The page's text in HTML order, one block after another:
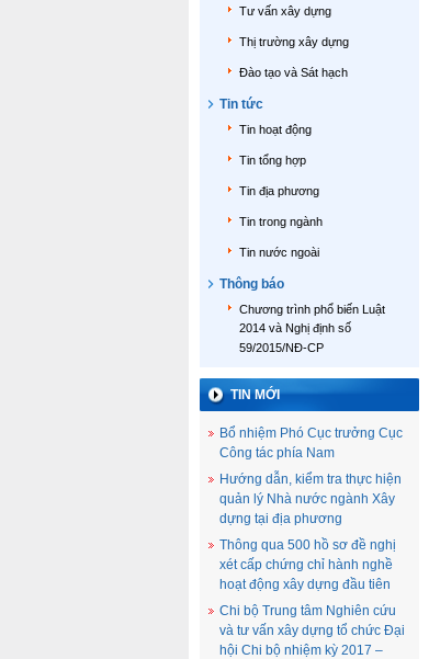
Tư vấn xây dựng
Thị trường xây dựng
Đào tạo và Sát hạch
Tin tức
Tin hoạt động
Tin tổng hợp
Tin địa phương
Tin trong ngành
Tin nước ngoài
Thông báo
Chương trình phổ biến Luật
2014 và Nghị định số
59/2015/NĐ-CP
TIN MỚI
Bổ nhiệm Phó Cục trưởng Cục
Công tác phía Nam
Hướng dẫn, kiểm tra thực hiện
quản lý Nhà nước ngành Xây
dựng tại địa phương
Thông qua 500 hồ sơ đề nghị
xét cấp chứng chỉ hành nghề
hoạt động xây dựng đầu tiên
Chi bộ Trung tâm Nghiên cứu
và tư vấn xây dựng tổ chức Đại
hội Chi bộ nhiệm kỳ 2017 –